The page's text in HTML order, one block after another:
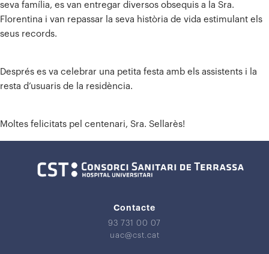
seva família, es van entregar diversos obsequis a la Sra.
Florentina i van repassar la seva història de vida estimulant els
seus records.
Després es va celebrar una petita festa amb els assistents i la
resta d’usuaris de la residència.
Moltes felicitats pel centenari, Sra. Sellarès!
Contacte
93 731 00 07
uac@cst.cat